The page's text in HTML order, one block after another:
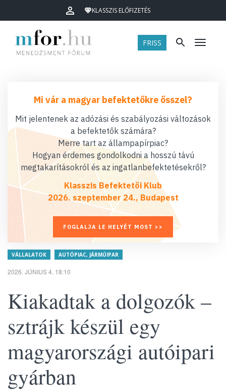
KLASSZIS ELŐFIZETÉS
FRISS Menü
Mi vár a magyar befektetőkre ősszel?
Mit jelentenek az adózási és szabályozási változások
a befektetők számára?
Merre tart az állampapírpiac?
Hogyan érdemes gondolkodni a hosszú távú
megtakarításokról és az ingatlanbefektetésekről?
Klasszis Befektetői Klub
2026. szeptember 24., Budapest
FOGLALJA LE HELYÉT MOST >>
VÁLLALATOK AUTÓPIAC, JÁRMŰIPAR
2026. JÚNIUS 4. 18:10
Kiakadtak a dolgozók –
sztrájk készül egy
magyarországi autóipari
gyárban